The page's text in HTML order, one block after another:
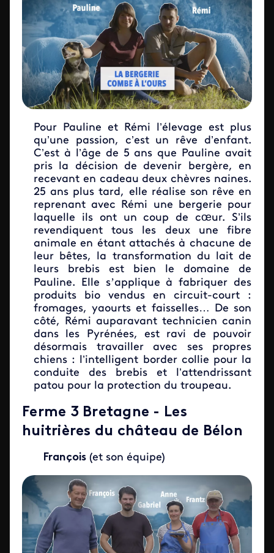
Pour Pauline et Rémi l’élevage est plus
qu’une passion, c’est un rêve d’enfant.
C’est à l’âge de 5 ans que Pauline avait
pris la décision de devenir bergère, en
recevant en cadeau deux chèvres naines.
25 ans plus tard, elle réalise son rêve en
reprenant avec Rémi une bergerie pour
laquelle ils ont un coup de cœur. S’ils
revendiquent tous les deux une fibre
animale en étant attachés à chacune de
leur bêtes, la transformation du lait de
leurs brebis est bien le domaine de
Pauline. Elle s’applique à fabriquer des
produits bio vendus en circuit-court :
fromages, yaourts et faisselles… De son
côté, Rémi auparavant technicien canin
dans les Pyrénées, est ravi de pouvoir
désormais travailler avec ses propres
chiens : l’intelligent border collie pour la
conduite des brebis et l’attendrissant
patou pour la protection du troupeau.
Ferme 3 Bretagne - Les
huitrières du château de Bélon
François (et son équipe)